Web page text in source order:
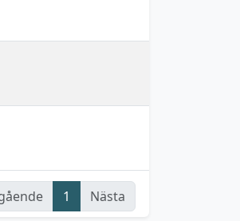
1 Nästa